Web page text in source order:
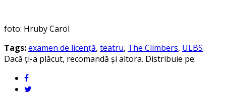
foto: Hruby Carol
Tags:examen de licență, teatru, The Climbers, ULBS
Dacă ți-a plăcut, recomandă și altora. Distribuie pe: